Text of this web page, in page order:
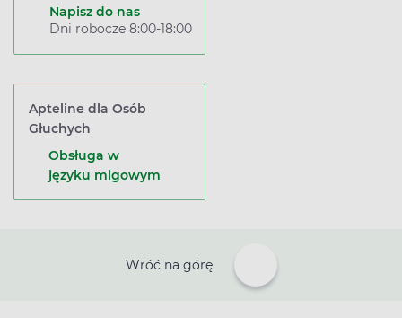
Napisz do nas
Dni robocze 8:00-18:00
Apteline dla Osób
Głuchych
Obsługa w
języku migowym
Wróć na górę